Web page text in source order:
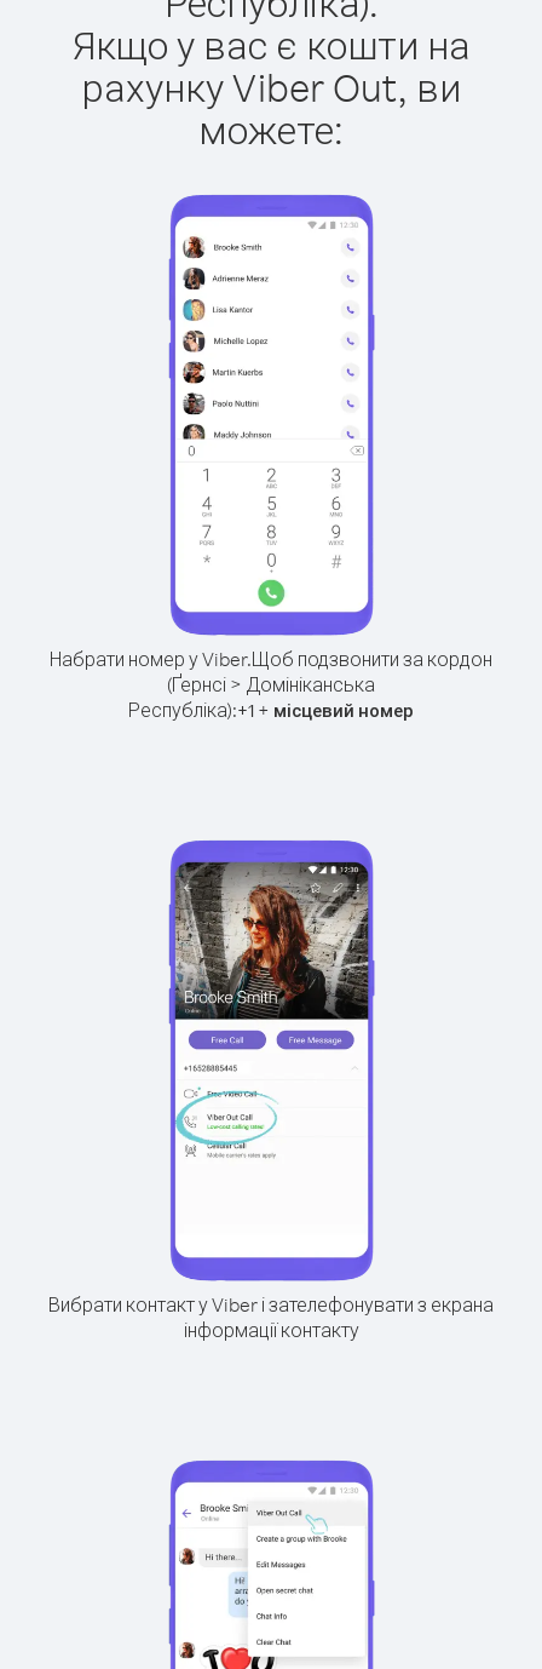
Якщо у вас є кошти на
рахунку Viber Out, ви
можете:
Набрати номер у Viber.Щоб подзвонити за кордон
(Ґернсі > Домініканська
Республіка):+1 + місцевий номер
Вибрати контакт у Viber і зателефонувати з екрана
інформації контакту